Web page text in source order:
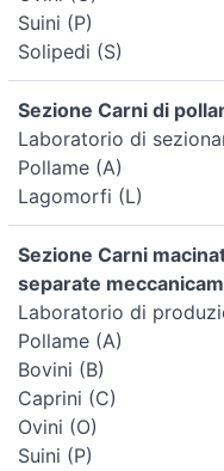
Suini (P)
Solipedi (S)
Sezione Carni di
Laboratorio di
Pollame (A)
Lagomorfi (L)
Sezione Carni
separate
Laboratorio di
Pollame (A)
Bovini (B)
Caprini (C)
Ovini (O)
Suini (P)